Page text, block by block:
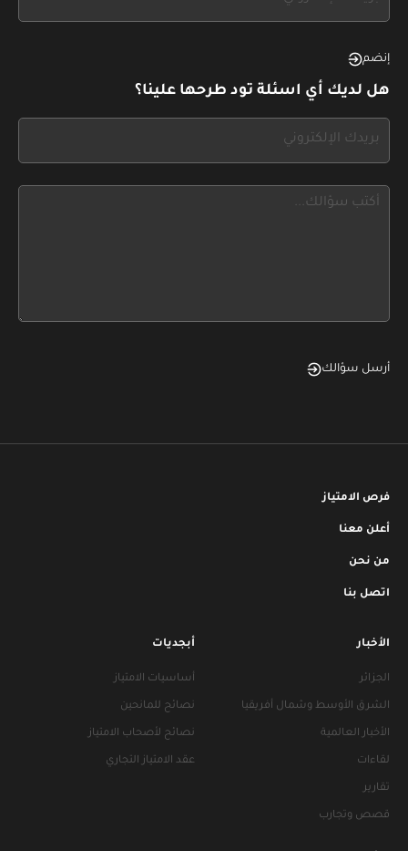
this,
this
form
field
إنضم
هل لديك أي اسئلة تود طرحها علينا؟
this,
أرسل سؤالك
فرص الامتياز
أعلن معنا
من نحن
اتصل بنا
الأخبار
الجزائر
الشرق الأوسط وشمال أفريقيا
الأخبار العالمية
لقاءات
تقارير
قصص وتجارب
أبجديات
أساسيات الامتياز
نصائح للمانحين
نصائح لأصحاب الامتياز
عقد الامتياز التجاري